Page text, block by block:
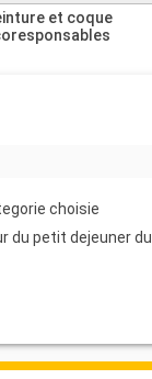
et coque
choisie
du petit dejeuner du